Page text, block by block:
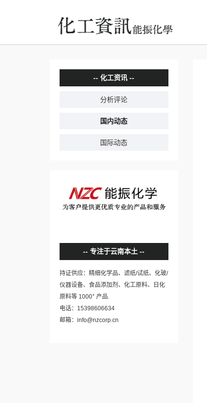
化工资讯
分析评论
国内动态
国际动态
专注于云南本土
持证供应：精细化学品、滤纸/试纸、化玻/
仪器设备、食品添加剂、化工原料、日化
原料等 1000+ 产品.
电话：15398606634
邮箱：info@nzcorp.cn